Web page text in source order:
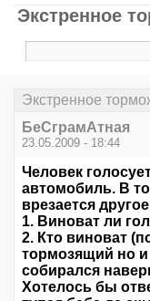
Экстренное
Экстренное
БеСграмАтная
23.05.2009 - 18:44
Человек
автомобиль. В
врезается
1. Виноват ли
2. Кто виноват
тормозящий но
собирался
Хотелось бы